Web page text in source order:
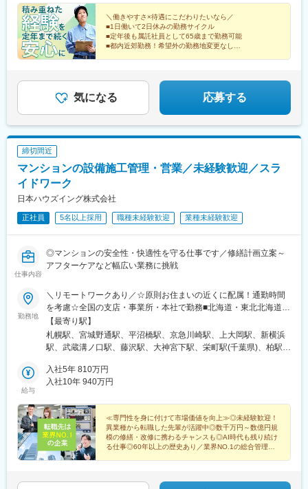
設の専任担当制※受動喫煙対策：屋内喫煙可能場所あり※本人の希
望がない限り、勤務地の変更はありません
＼働きやすさ×待遇にこだわりたいなら／
■1日働いて2日休みの勤務サイクル
■定年後も属託社員として65歳まで勤務可能
■都内近郊勤務！希望外の勤務地変更なし
気になる 応募する
締切間近
マンションの設備施工管理・営業／未経験歓迎／スラ
イドワーク
日本ハウズイング株式会社
正社員 5名以上採用 職種未経験歓迎 業種未経験歓迎
仕事内容
◎マンションの安全性・快適性を守る仕事です／修繕計画立案～
アフターケアなど幅広い業務に挑戦
勤務地
＼リモートワークあり／☆原則お住まいの近くに配属！通勤時間
を考慮☆全国の支店・事業所・本社で勤務■北海道・東北北海道事
業部東北事業部■関東第一事業部川崎支店上大岡支店関内支店横浜
支店新横浜支店溝の口支店登戸支店藤沢支店戸塚支店第二事業部
船橋支店千葉中央支店柏支店柏第二支店津田沼支店第三事業部大
本社事業部アセットバリュー事業部アーバン住宅営業部住宅営業1
部～5部城南支店東京南支店江東支店池袋支店練馬支店成増支店赤
店世田谷支店中野支店立川支店調布支店八王子支店町田支店海老
名支店■中部・東海名古屋支店静岡支店浜松営業所沼津支店新潟支
店■関西・中国・四国西日本事業部大阪支店金沢営業所大阪南支店
和歌山営業所大阪北支店京都支店神戸支店広島支店岡山支店高松
営業所松山営業所山口営業所下関営業所■九州北九州支店福岡支店
【最寄り駅】
札幌駅、宮城野通駅、平沼橋駅、京急川崎駅、上大岡駅、新横浜
駅、武蔵溝ノ口駅、藤沢駅、大神宮下駅、栄町駅(千葉県)、柏駅、
駅、越谷駅、西川口駅、本川越駅、高崎駅、新宿御苑前駅、蒲田
駅、五反田駅、木場駅(東京都)、池袋駅、石神井公園駅、地下鉄成
駅(東京都)、吉祥寺駅、明大前駅、立川南駅、調布駅、八王子駅、
町田駅、久屋大通駅、新静岡駅、遠州病院駅、沼津駅、新潟駅、
堺筋本町駅、北鉄金沢駅、堺東駅、和歌山市駅、東三国駅、四条
駅(京都市営)、貿易センター駅、南区役所前駅、柳川駅、高松築港
駅、松山市駅、山口駅(山口県)、新下関駅、平和通駅、呉服町駅
駅、京成船橋駅、葭川公園駅、津田沼駅、北与野駅、川越市駅、
給与
入社5年 810万円
入社10年 940万円
≪専門性を身に付けて市場価値を向上≫◎未経験歓迎！
異業種から転職した先輩が活躍中◎数千万円～数億円規
模の修繕・改修に携わるチャンスも◎AI時代も残り続け
る仕事◎60年以上の歴史あり／業界NO.1の総合管理受